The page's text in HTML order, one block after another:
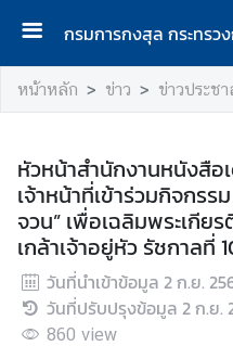
กรมการกงสุล กระทรว
ห
น้
ร
ก
ก
ร
ม
ก
หน้าหลัก ข่าว ข่าวประช
หัวหน้าสำนักงานหนังสือ
เจ้าหน้าที่เข้าร่วมกิจกร
จวน” เพื่อเฉลิมพระเกีย
เกล้าเจ้าอยู่หัว รัชกาลที่
วันที่นำเข้าข้อมูล 2 ก.ย.
วันที่ปรับปรุงข้อมูล 2 ก.ย.
860 view